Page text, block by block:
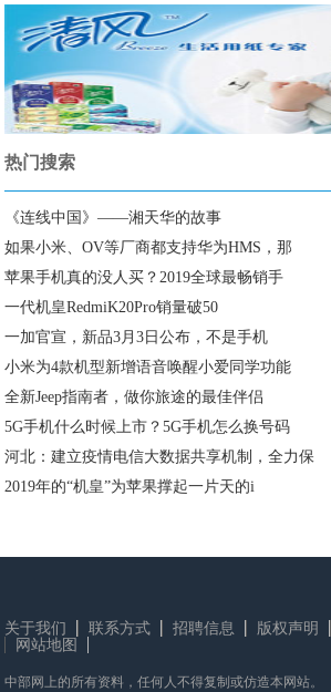
热门搜索
《连线中国》——湘天华的故事
如果小米、OV等厂商都支持华为HMS，那
苹果手机真的没人买？2019全球最畅销手
一代机皇RedmiK20Pro销量破50
一加官宣，新品3月3日公布，不是手机
小米为4款机型新增语音唤醒小爱同学功能
全新Jeep指南者，做你旅途的最佳伴侣
5G手机什么时候上市？5G手机怎么换号码
河北：建立疫情电信大数据共享机制，全力保
2019年的“机皇”为苹果撑起一片天的i
关于我们 联系方式 招聘信息 版权声明
网站地图
中部网上的所有资料，任何人不得复制或仿造本网站。